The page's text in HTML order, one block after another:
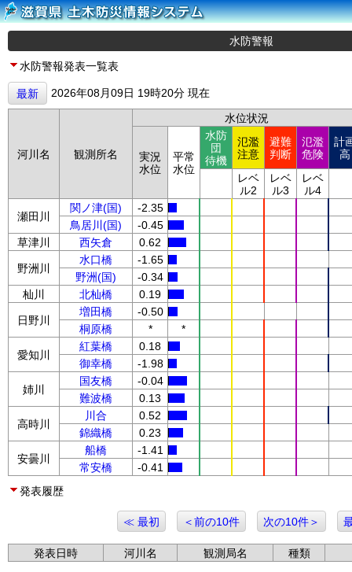
水防警報
水防警報発表一覧表
最新 2026年08月09日 19時20分 現在
河川名 観測所名
水位状況
実況
水位
平常
水位
水防
団
待機
氾濫
注意
避難
判断
氾濫
危険
計
高
レベ
ル2
レベ
ル3
レベ
ル4
瀬田川
関ノ津(国)
-2.35
鳥居川(国)
-0.45
草津川
西矢倉 0.62
野洲川
水口橋
-1.65
野洲(国)
-0.34
杣川
北杣橋 0.19
日野川
増田橋
-0.50
桐原橋
* *
愛知川
紅葉橋
0.18
御幸橋
-1.98
姉川
国友橋
-0.04
難波橋
0.13
高時川
川合
0.52
錦織橋
0.23
安曇川
船橋
-1.41
常安橋
-0.41
発表履歴
≪ 最初 ＜前の10件 次の10件＞
発表日時 河川名 観測局名 種類